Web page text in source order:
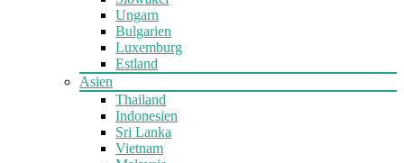
Ungarn
Bulgarien
Luxemburg
Estland
Asien
Thailand
Indonesien
Sri Lanka
Vietnam